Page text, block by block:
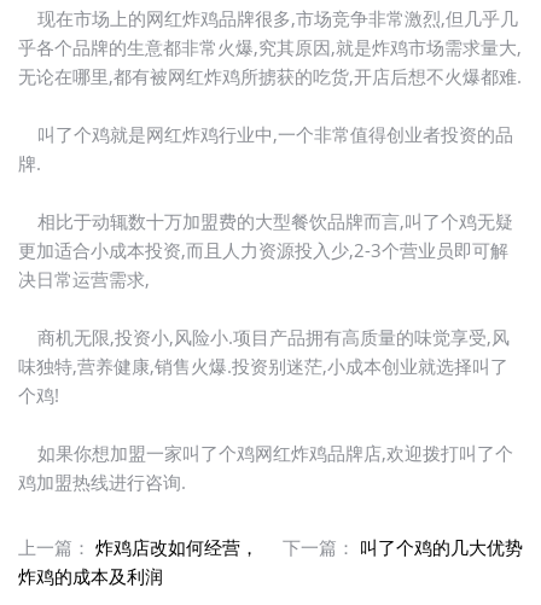
现在市场上的网红炸鸡品牌很多,市场竞争非常激烈,但几乎几
乎各个品牌的生意都非常火爆,究其原因,就是炸鸡市场需求量大,
无论在哪里,都有被网红炸鸡所掳获的吃货,开店后想不火爆都难.
叫了个鸡就是网红炸鸡行业中,一个非常值得创业者投资的品
牌.
相比于动辄数十万加盟费的大型餐饮品牌而言,叫了个鸡无疑
更加适合小成本投资,而且人力资源投入少,2-3个营业员即可解
决日常运营需求,
商机无限,投资小,风险小.项目产品拥有高质量的味觉享受,风
味独特,营养健康,销售火爆.投资别迷茫,小成本创业就选择叫了
个鸡!
如果你想加盟一家叫了个鸡网红炸鸡品牌店,欢迎拨打叫了个
鸡加盟热线进行咨询.
上一篇： 炸鸡店改如何经营，
炸鸡的成本及利润
下一篇： 叫了个鸡的几大优势